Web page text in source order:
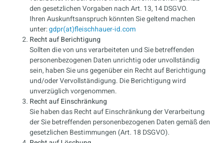
den gesetzlichen Vorgaben nach Art. 13, 14 DSGVO.
Ihren Auskunftsanspruch könnten Sie geltend machen
unter:gdpr(at)fleischhauer-id.com
Recht auf Berichtigung
Sollten die von uns verarbeiteten und Sie betreffenden
personenbezogenen Daten unrichtig oder unvollständig
sein, haben Sie uns gegenüber ein Recht auf Berichtigung
und/oder Vervollständigung. Die Berichtigung wird
unverzüglich vorgenommen.
Recht auf Einschränkung
Sie haben das Recht auf Einschränkung der Verarbeitung
der Sie betreffenden personenbezogenen Daten gemäß den
gesetzlichen Bestimmungen (Art. 18 DSGVO).